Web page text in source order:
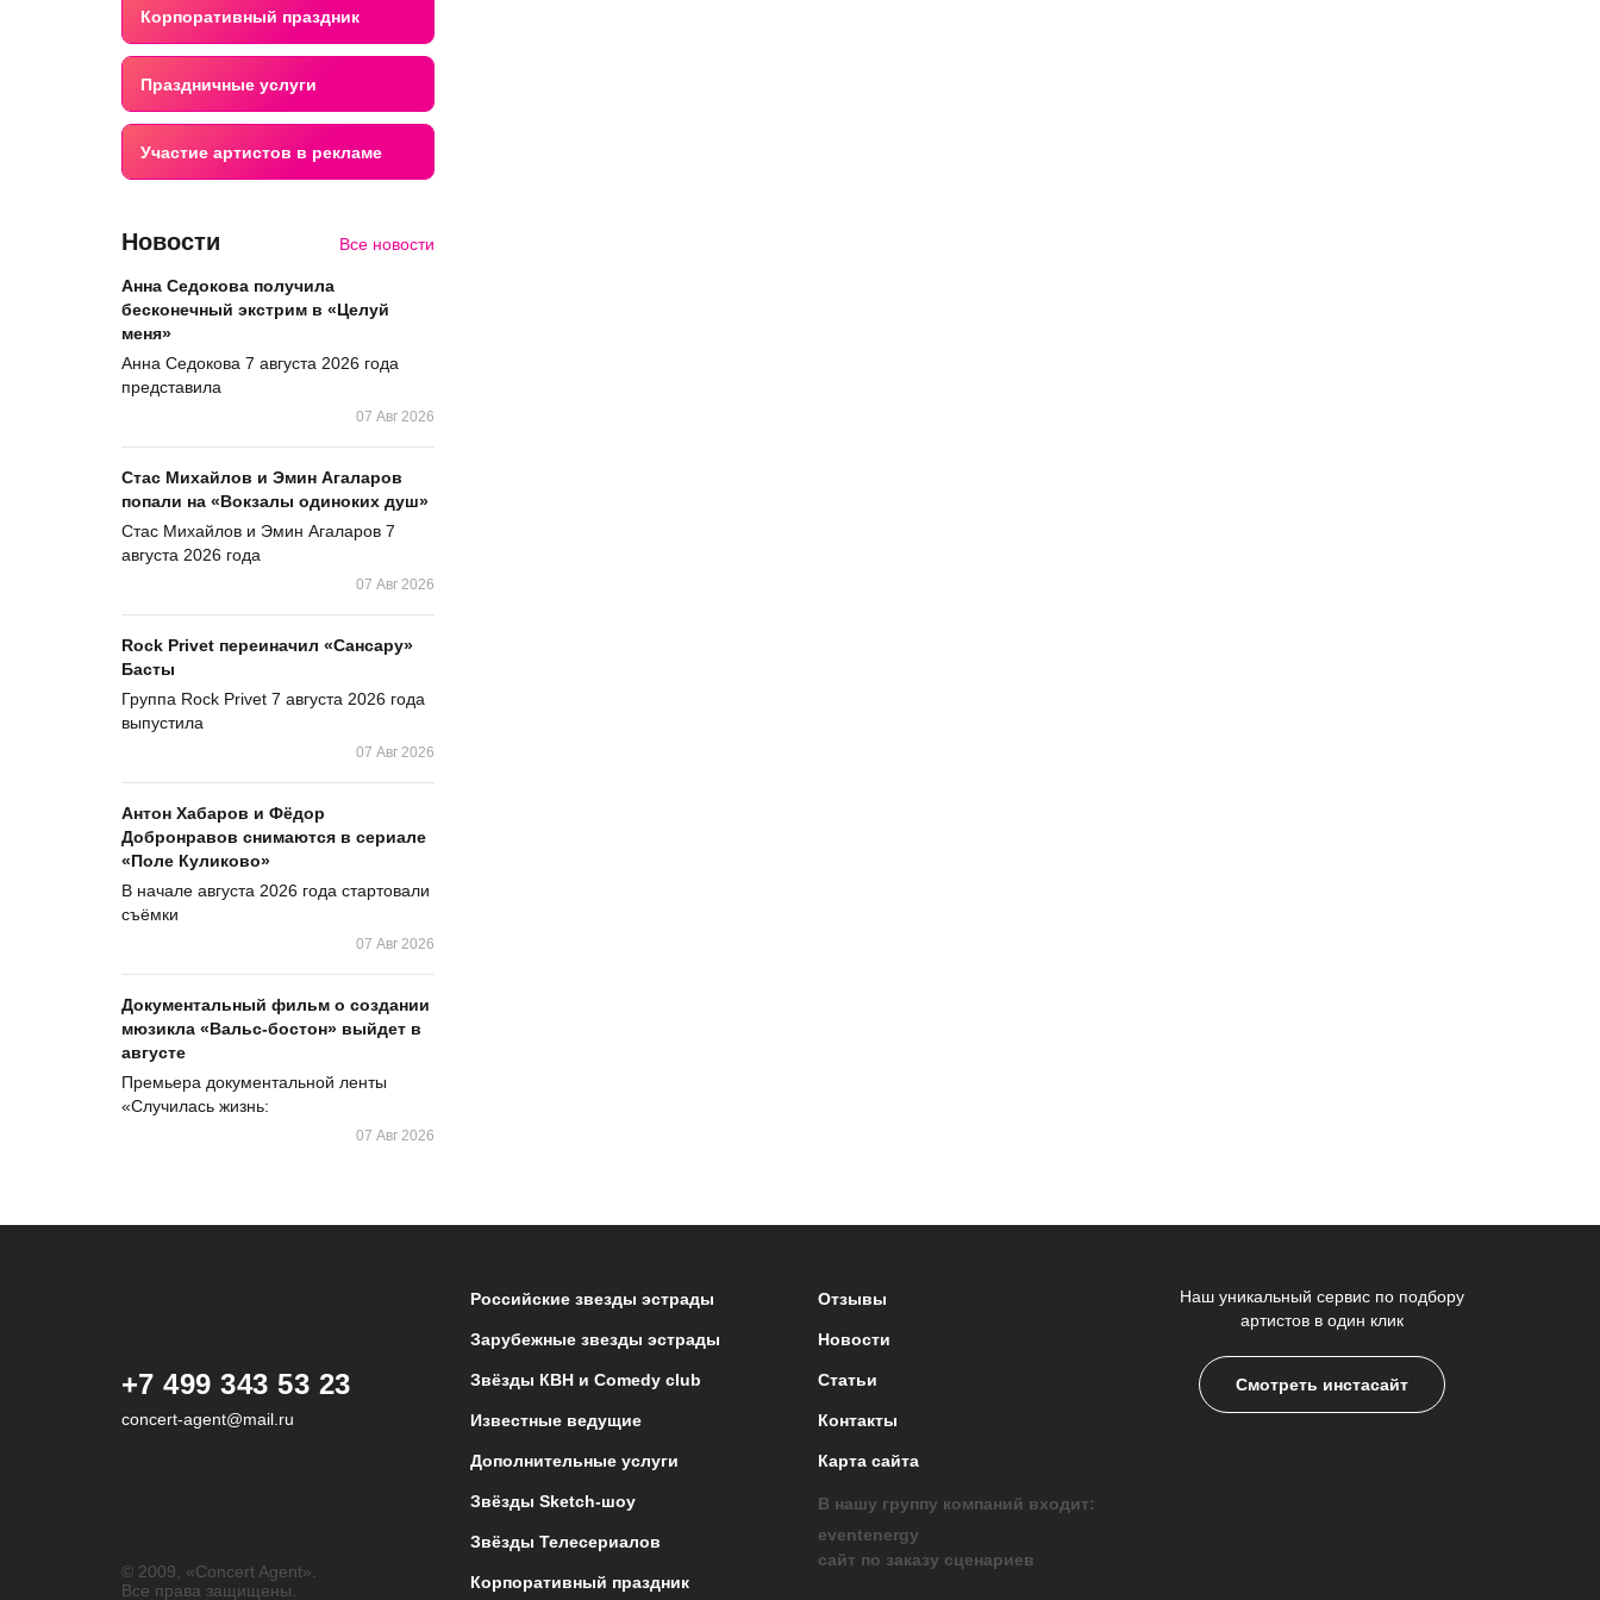
Корпоративный праздник
Праздничные услуги
Участие артистов в рекламе
Новости Все новости
Анна Седокова получила
бесконечный экстрим в «Целуй
меня»
Анна Седокова 7 августа 2026 года
представила
07 Авг 2026
Стас Михайлов и Эмин Агаларов
попали на «Вокзалы одиноких душ»
Стас Михайлов и Эмин Агаларов 7
августа 2026 года
07 Авг 2026
Rock Privet переиначил «Сансару»
Басты
Группа Rock Privet 7 августа 2026 года
выпустила
07 Авг 2026
Антон Хабаров и Фёдор
Добронравов снимаются в сериале
«Поле Куликово»
В начале августа 2026 года стартовали
съёмки
07 Авг 2026
Документальный фильм о создании
мюзикла «Вальс-бостон» выйдет в
августе
Премьера документальной ленты
«Случилась жизнь:
07 Авг 2026
+7 499 343 53 23
concert-agent@mail.ru
© 2009, «Concert Agent».
Все права защищены.
Российские звезды эстрады
Зарубежные звезды эстрады
Звёзды КВН и Comedy club
Известные ведущие
Дополнительные услуги
Звёзды Sketch-шоу
Звёзды Телесериалов
Корпоративный праздник
Отзывы
Новости
Статьи
Контакты
Карта сайта
Наш уникальный сервис по подбору
артистов в один клик
Смотреть инстасайт
В нашу группу компаний входит:
eventenergy
сайт по заказу сценариев